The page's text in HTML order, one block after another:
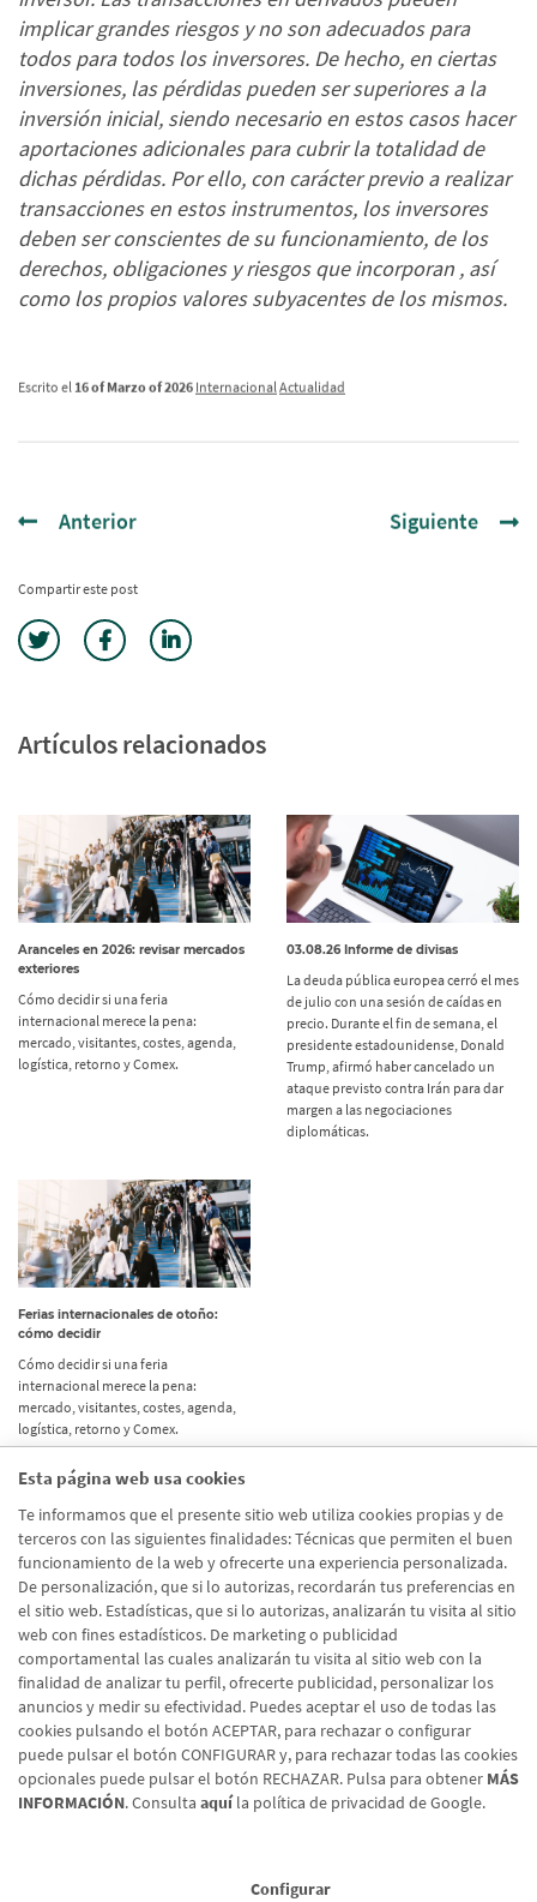
Esta página web usa cookies
Te informamos que el presente sitio web utiliza cookies propias y de
terceros con las siguientes finalidades: Técnicas que permiten el buen
funcionamiento de la web y ofrecerte una experiencia personalizada.
De personalización, que si lo autorizas, recordarán tus preferencias en
el sitio web. Estadísticas, que si lo autorizas, analizarán tu visita al sitio
web con fines estadísticos. De marketing o publicidad
comportamental las cuales analizarán tu visita al sitio web con la
finalidad de analizar tu perfil, ofrecerte publicidad, personalizar los
anuncios y medir su efectividad. Puedes aceptar el uso de todas las
cookies pulsando el botón ACEPTAR, para rechazar o configurar
puede pulsar el botón CONFIGURAR y, para rechazar todas las cookies
opcionales puede pulsar el botón RECHAZAR. Pulsa para obtener MÁS
INFORMACIÓN. Consulta aquíla política de privacidad de Google.
Configurar
implicar grandes riesgos y no son adecuados para
todos para todos los inversores. De hecho, en ciertas
inversiones, las pérdidas pueden ser superiores a la
inversión inicial, siendo necesario en estos casos hacer
aportaciones adicionales para cubrir la totalidad de
dichas pérdidas. Por ello, con carácter previo a realizar
transacciones en estos instrumentos, los inversores
deben ser conscientes de su funcionamiento, de los
derechos, obligaciones y riesgos que incorporan , así
como los propios valores subyacentes de los mismos.
Escrito el 16 of Marzo of 2026 Internacional Actualidad
Anterior Siguiente
Compartir este post
Artículos relacionados
Aranceles en 2026: revisar mercados
exteriores
Cómo decidir si una feria
internacional merece la pena:
mercado, visitantes, costes, agenda,
logística, retorno y Comex.
03.08.26 Informe de divisas
La deuda pública europea cerró el mes
de julio con una sesión de caídas en
precio. Durante el fin de semana, el
presidente estadounidense, Donald
Trump, afirmó haber cancelado un
ataque previsto contra Irán para dar
margen a las negociaciones
diplomáticas.
Ferias internacionales de otoño:
cómo decidir
Cómo decidir si una feria
internacional merece la pena:
mercado, visitantes, costes, agenda,
logística, retorno y Comex.
Etiquetas
Actualidad(514)
Internacional(490)
Empresa(138)
Recomendaciones
Internacional - Cloned(8)
Actualidad - Cloned (8)